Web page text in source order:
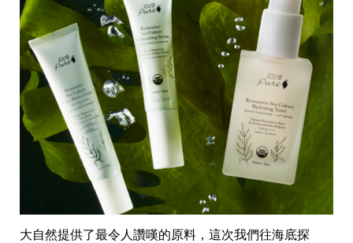
大自然提供了最令人讚嘆的原料，這次我們往海底探